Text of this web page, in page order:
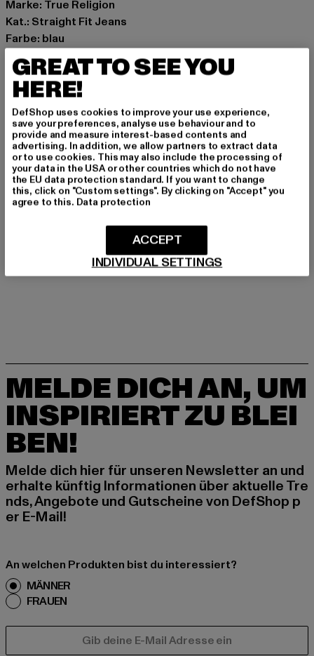
Marke: True Religion
Kat.: Straight Fit Jeans
Farbe: blau
Hersteller Farbe: medium washed blue
Materialzusammensetzung: 100% Baumwolle
Art.Nr: TR109182-21015
Hersteller: True Religion Brand Jeans Germany GmbH |
vertrieb@unifafashion.com
Großenbaumer Weg 11 | 40472 Düsseldorf | DE
GRÖSSE & PASSFORM
LIEFERUNG & RÜCKGABE
MELDE DICH AN, UM
INSPIRIERT ZU BLEI
BEN!
Melde dich hier für unseren Newsletter an und
erhalte künftig Informationen über aktuelle Tre
nds, Angebote und Gutscheine von DefShop p
er E-Mail!
An welchen Produkten bist du interessiert?
MÄNNER
FRAUEN
GREAT TO SEE YOU
HERE!
DefShop uses cookies to improve your use experience,
save your preferences, analyse use behaviour and to
provide and measure interest-based contents and
advertising. In addition, we allow partners to extract data
or to use cookies. This may also include the processing of
your data in the USA or other countries which do not have
the EU data protection standard. If you want to change
this, click on "Custom settings". By clicking on "Accept" you
agree to this. Data protection
INDIVIDUAL SETTINGS
ACCEPT